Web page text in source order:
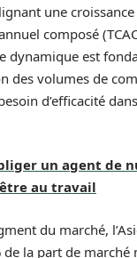
une
composé
dynamique est
des volumes de
d’efficacité
un agent de
au travail
du marché,
de la part de